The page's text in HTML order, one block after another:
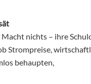
nichts – ihre
Strompreise,
behaupten,